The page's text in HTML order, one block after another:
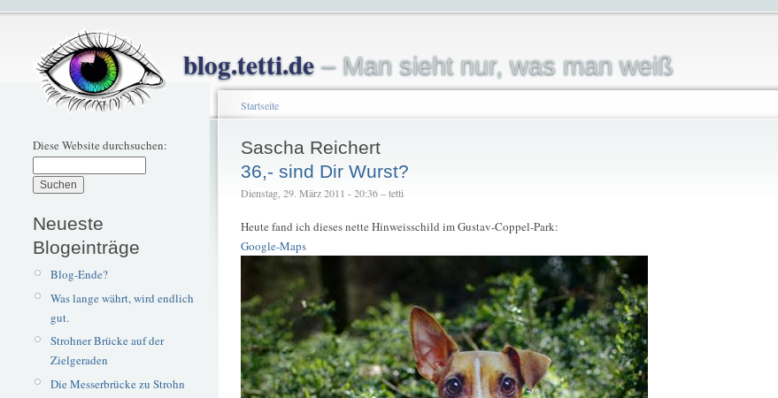
blog.tetti.de– Man sieht nur, was man weiß
Diese Website durchsuchen:
Neueste
Blogeinträge
Blog-Ende?
Was lange währt, wird endlich
gut.
Strohner Brücke auf der
Zielgeraden
Die Messerbrücke zu Strohn
Startseite
Sascha Reichert
36,- sind Dir Wurst?
Dienstag, 29. März 2011 - 20:36 – tetti
Heute fand ich dieses nette Hinweisschild im Gustav-Coppel-Park:
Google-Maps